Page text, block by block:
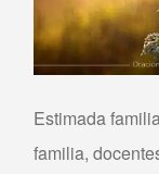
Estimada
familia,